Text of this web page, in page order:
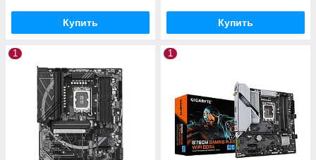
Купить Купить
1 1